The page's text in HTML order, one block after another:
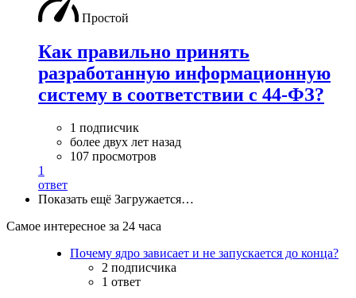
Простой
Как правильно принять
разработанную информационную
систему в соответствии с 44-ФЗ?
1 подписчик
более двух лет назад
107 просмотров
1
ответ
Показать ещё Загружается…
Самое интересное за 24 часа
Почему ядро зависает и не запускается до конца?
2 подписчика
1 ответ